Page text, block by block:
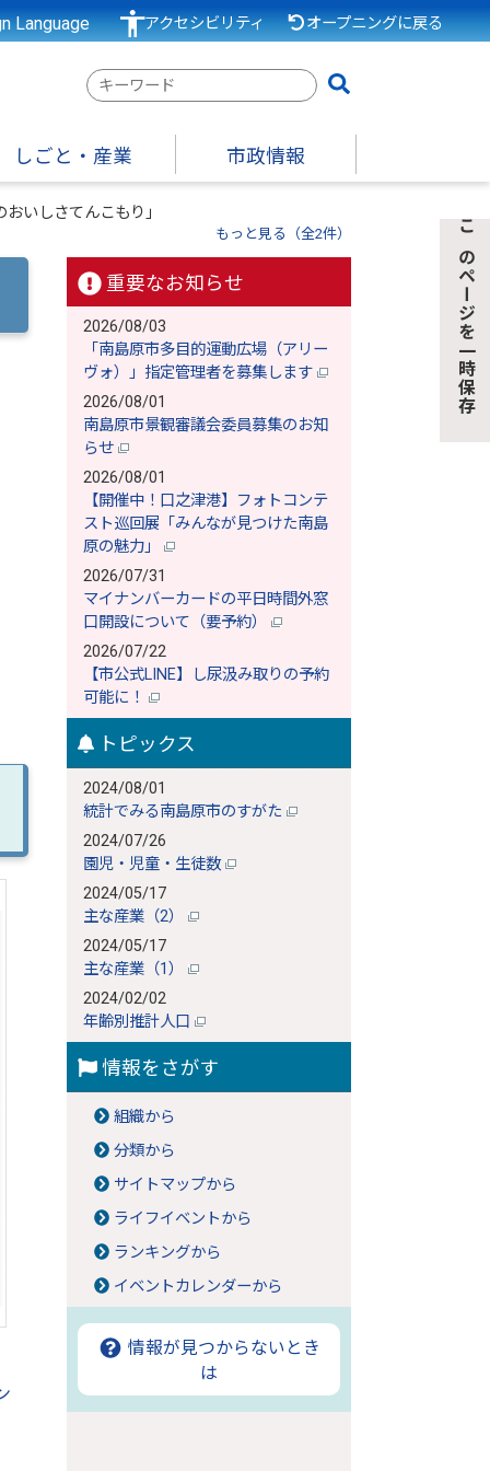
Language アクセシビリティ オープニングに戻る
検
ー
ワ
ー
しごと・産業 市政情報
いしさてんこもり」
もっと見る（全2件）
重要なお知らせ
2026/08/03
「南島原市多目的運動広場（アリー
ヴォ）」指定管理者を募集します
2026/08/01
南島原市景観審議会委員募集のお知
らせ
2026/08/01
【開催中！口之津港】フォトコンテ
スト巡回展「みんなが見つけた南島
原の魅力」
2026/07/31
マイナンバーカードの平日時間外窓
口開設について（要予約）
2026/07/22
【市公式LINE】し尿汲み取りの予約
可能に！
トピックス
2024/08/01
統計でみる南島原市のすがた
2024/07/26
園児・児童・生徒数
2024/05/17
主な産業（2）
2024/05/17
主な産業（1）
2024/02/02
年齢別推計人口
情報をさがす
組織から
分類から
サイトマップから
ライフイベントから
ランキングから
イベントカレンダーから
情報が見つからないとき
は
このページを一時保存